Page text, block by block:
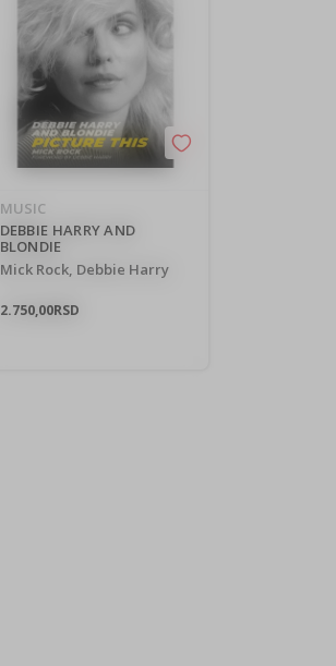
MUSIC
DEBBIE HARRY AND
BLONDIE
Mick Rock, Debbie Harry
2.750,00RSD